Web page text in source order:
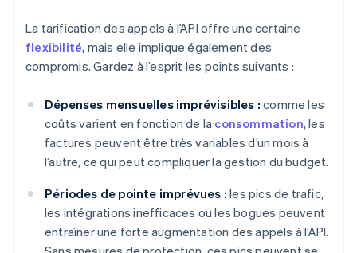
La tarification des appels à l’API offre une certaine
flexibilité, mais elle implique également des
compromis. Gardez à l’esprit les points suivants :
Dépenses mensuelles imprévisibles : comme les
coûts varient en fonction de la consommation, les
factures peuvent être très variables d’un mois à
l’autre, ce qui peut compliquer la gestion du budget.
Périodes de pointe imprévues : les pics de trafic,
les intégrations inefficaces ou les bogues peuvent
entraîner une forte augmentation des appels à l’API.